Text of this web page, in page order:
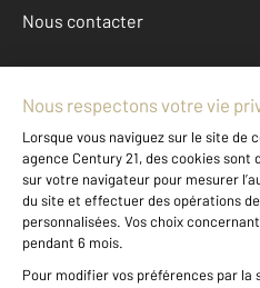
Nous contacter
Mentions légales & CGU
Données
Gestionnaire
Location appartement autour